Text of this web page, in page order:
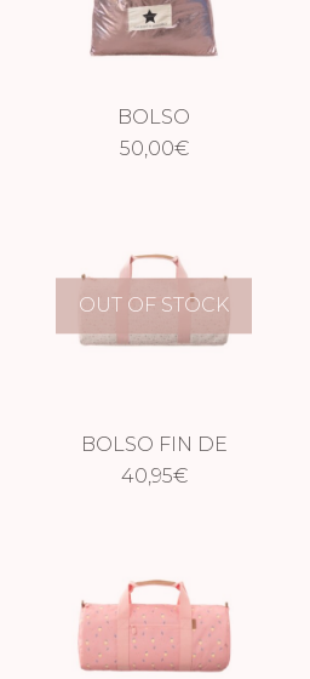
BOLSO
METALIZADO ROSA
50,00€
OUT OF STOCK
BOLSO FIN DE
SEMANA FLORES
40,95€